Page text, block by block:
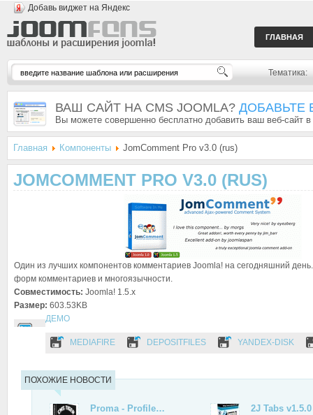
Добавь виджет на Яндекс
ГЛАВНАЯ
Тематика:
ВАШ САЙТ НА CMS JOOMLA? ДОБАВЬТЕ
Вы можете совершенно бесплатно добавить ваш веб-сайт
Главная Компоненты JomComment Pro v3.0 (rus)
JOMCOMMENT PRO V3.0 (RUS)
Один из лучших компонентов комментариев Joomla! на сегодняшний
форм комментариев и многоязычности.
Совместимость: Joomla! 1.5.x
Размер: 603.53KB
ДЕМО
MEDIAFIRE DEPOSITFILES YANDEX-DISK
ПОХОЖИЕ НОВОСТИ
Proma - Profile…
2J Tabs v1.5.0